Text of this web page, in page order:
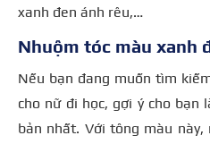
xanh đen ánh rêu,…
Nhuộm tóc màu xanh
Nếu bạn đang muốn tìm
cho nữ đi học, gợi ý cho bạn
bản nhất. Với tông màu